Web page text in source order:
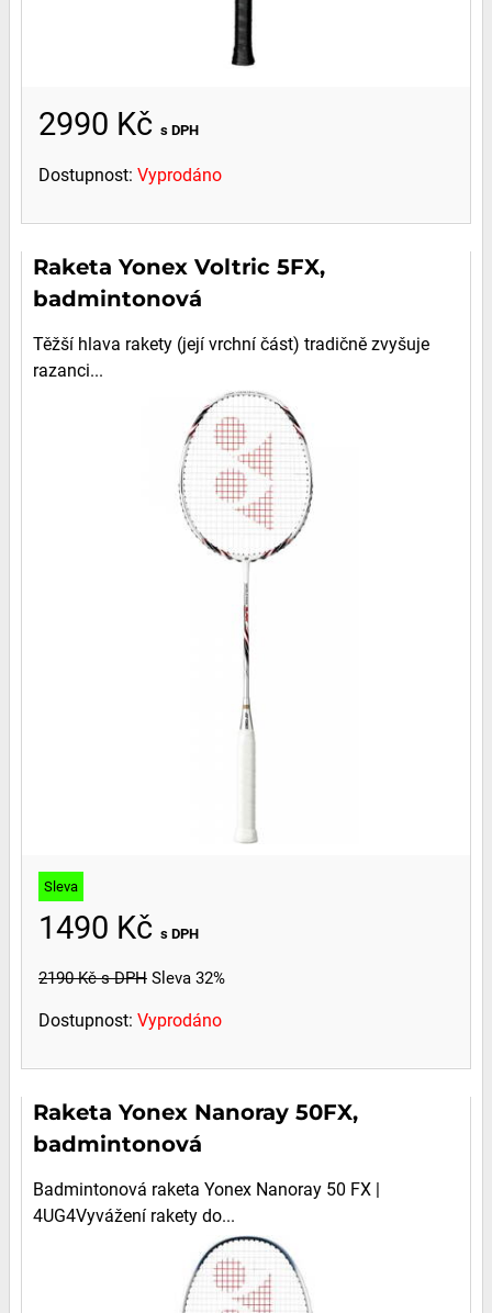
2990 Kč s DPH
Dostupnost: Vyprodáno
Raketa Yonex Voltric 5FX,
badmintonová
Těžší hlava rakety (její vrchní část) tradičně zvyšuje
razanci...
Sleva
1490 Kč s DPH
2190 Kčs DPH Sleva 32%
Dostupnost: Vyprodáno
Raketa Yonex Nanoray 50FX,
badmintonová
Badmintonová raketa Yonex Nanoray 50 FX |
4UG4Vyvážení rakety do...